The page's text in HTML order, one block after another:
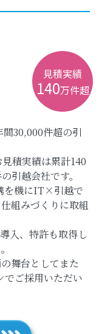
見積実績
140万件超
30,000件超の引
積実績は累計140
引越会社です。
を機にIT×引越で
組みづくりに取組
入、特許も取得し
舞台としてまた
でご採用いただい